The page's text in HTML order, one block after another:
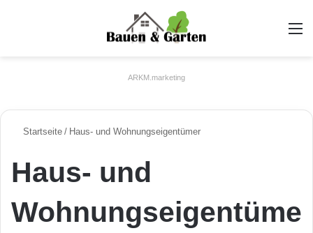
ARKM.marketing
Startseite / Haus- und Wohnungseigentümer
Haus- und
Wohnungseigentüme